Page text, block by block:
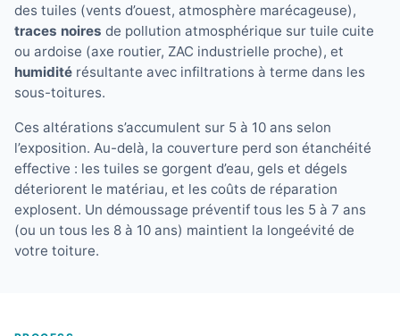
des tuiles (vents d’ouest, atmosphère marécageuse),
traces noires de pollution atmosphérique sur tuile cuite
ou ardoise (axe routier, ZAC industrielle proche), et
humidité résultante avec infiltrations à terme dans les
sous-toitures.
Ces altérations s’accumulent sur 5 à 10 ans selon
l’exposition. Au-delà, la couverture perd son étanchéité
effective : les tuiles se gorgent d’eau, gels et dégels
déteriorent le matériau, et les coûts de réparation
explosent. Un démoussage préventif tous les 5 à 7 ans
(ou un tous les 8 à 10 ans) maintient la longeévité de
votre toiture.